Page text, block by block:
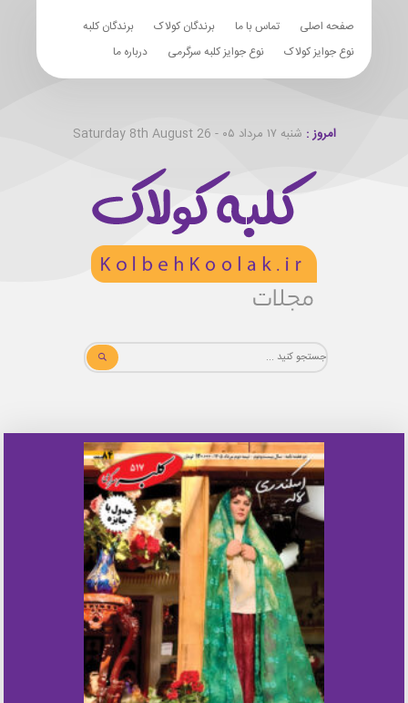
صفحه اصلی تماس با ما برندگان کولاک
برندگان کلبه
نوع جوایز کولاک
نوع جوایز کلبه سرگرمی درباره ما
امروز : شنبه ۱۷ مرداد ۰۵ - Saturday 8th August 26